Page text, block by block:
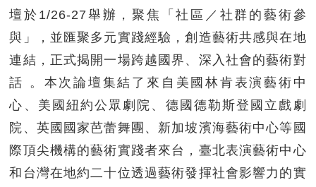
壇於1/26-27舉辦，聚焦「社區／社群的藝術參
與」，並匯聚多元實踐經驗，創造藝術共感與在地
連結，正式揭開一場跨越國界、深入社會的藝術對
話 。本次論壇集結了來自美國林肯表演藝術中
心、美國紐約公眾劇院、德國德勒斯登國立戲劇
院、英國國家芭蕾舞團、新加坡濱海藝術中心等國
際頂尖機構的藝術實踐者來台，臺北表演藝術中心
和台灣在地約二十位透過藝術發揮社會影響力的實